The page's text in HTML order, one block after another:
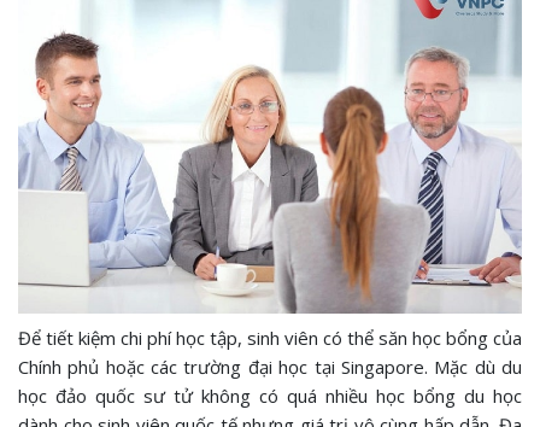
Để tiết kiệm chi phí học tập, sinh viên có thể săn học bổng của
Chính phủ hoặc các trường đại học tại Singapore. Mặc dù du
học đảo quốc sư tử không có quá nhiều học bổng du học